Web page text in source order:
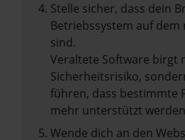
Stelle sicher, dass dein
Betriebssystem auf dem
sind.
Veraltete Software birgt
Sicherheitsrisiko,
führen, dass bestimmte
mehr unterstützt
Wende dich an den